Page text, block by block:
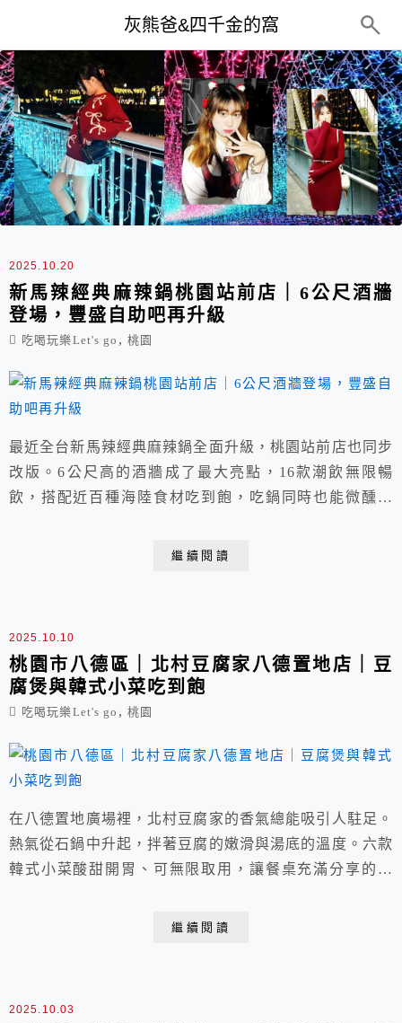
灰熊爸&四千金的窩
最新文章
2025.10.20
新馬辣經典麻辣鍋桃園站前店｜6公尺酒牆
登場，豐盛自助吧再升級
吃喝玩樂Let's go , 桃園
最近全台新馬辣經典麻辣鍋全面升級，桃園站前店也同步
改版。6公尺高的酒牆成了最大亮點，16款潮飲無限暢
飲，搭配近百種海陸食材吃到飽，吃鍋同時也能微醺放
場與白線停車格，用餐停車都相當方便。
繼續閱讀
2025.10.10
桃園市八德區｜北村豆腐家八德置地店｜豆
腐煲與韓式小菜吃到飽
吃喝玩樂Let's go , 桃園
在八德置地廣場裡，北村豆腐家的香氣總能吸引人駐足。
熱氣從石鍋中升起，拌著豆腐的嫩滑與湯底的溫度。六款
韓式小菜酸甜開胃、可無限取用，讓餐桌充滿分享的樂
繼續閱讀
2025.10.03